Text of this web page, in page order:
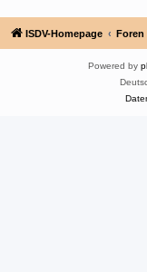
ISDV-Homepage Foren
Powered by